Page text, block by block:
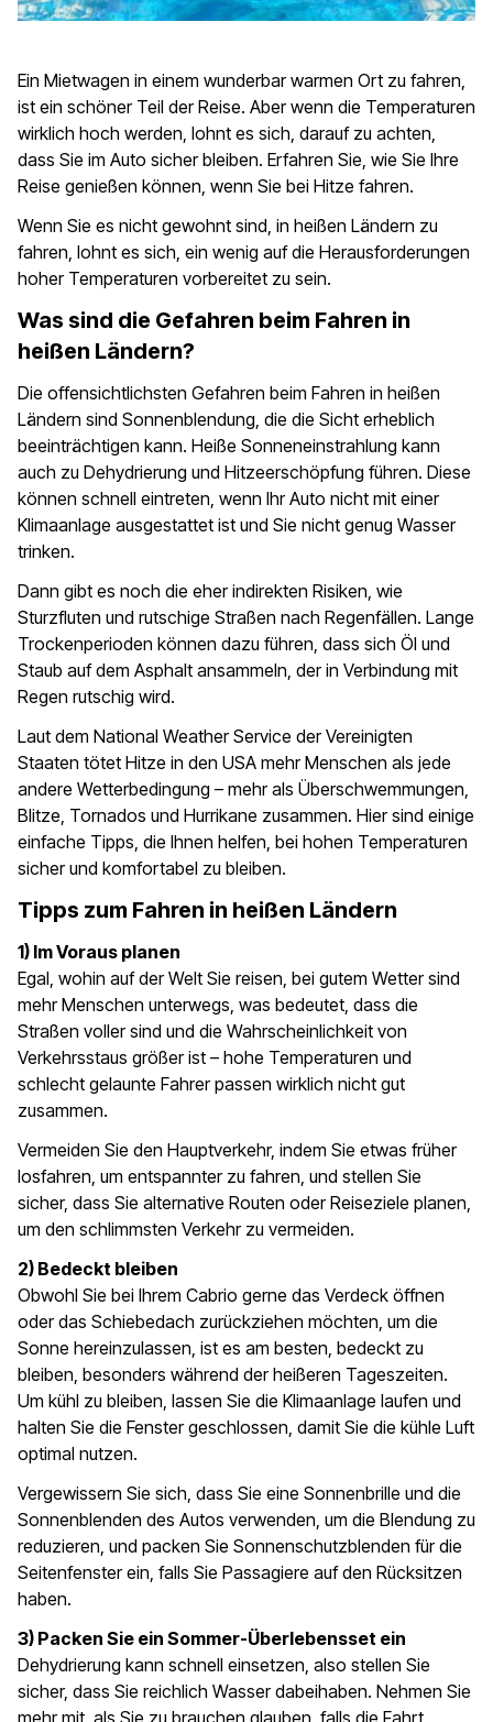
Ein Mietwagen in einem wunderbar warmen Ort zu fahren,
ist ein schöner Teil der Reise. Aber wenn die Temperaturen
wirklich hoch werden, lohnt es sich, darauf zu achten,
dass Sie im Auto sicher bleiben. Erfahren Sie, wie Sie Ihre
Reise genießen können, wenn Sie bei Hitze fahren.
Wenn Sie es nicht gewohnt sind, in heißen Ländern zu
fahren, lohnt es sich, ein wenig auf die Herausforderungen
hoher Temperaturen vorbereitet zu sein.
Was sind die Gefahren beim Fahren in
heißen Ländern?
Die offensichtlichsten Gefahren beim Fahren in heißen
Ländern sind Sonnenblendung, die die Sicht erheblich
beeinträchtigen kann. Heiße Sonneneinstrahlung kann
auch zu Dehydrierung und Hitzeerschöpfung führen. Diese
können schnell eintreten, wenn Ihr Auto nicht mit einer
Klimaanlage ausgestattet ist und Sie nicht genug Wasser
trinken.
Dann gibt es noch die eher indirekten Risiken, wie
Sturzfluten und rutschige Straßen nach Regenfällen. Lange
Trockenperioden können dazu führen, dass sich Öl und
Staub auf dem Asphalt ansammeln, der in Verbindung mit
Regen rutschig wird.
Laut dem National Weather Service der Vereinigten
Staaten tötet Hitze in den USA mehr Menschen als jede
andere Wetterbedingung – mehr als Überschwemmungen,
Blitze, Tornados und Hurrikane zusammen. Hier sind einige
einfache Tipps, die Ihnen helfen, bei hohen Temperaturen
sicher und komfortabel zu bleiben.
Tipps zum Fahren in heißen Ländern
1) Im Voraus planen
Egal, wohin auf der Welt Sie reisen, bei gutem Wetter sind
mehr Menschen unterwegs, was bedeutet, dass die
Straßen voller sind und die Wahrscheinlichkeit von
Verkehrsstaus größer ist – hohe Temperaturen und
schlecht gelaunte Fahrer passen wirklich nicht gut
zusammen.
Vermeiden Sie den Hauptverkehr, indem Sie etwas früher
losfahren, um entspannter zu fahren, und stellen Sie
sicher, dass Sie alternative Routen oder Reiseziele planen,
um den schlimmsten Verkehr zu vermeiden.
2) Bedeckt bleiben
Obwohl Sie bei Ihrem Cabrio gerne das Verdeck öffnen
oder das Schiebedach zurückziehen möchten, um die
Sonne hereinzulassen, ist es am besten, bedeckt zu
bleiben, besonders während der heißeren Tageszeiten.
Um kühl zu bleiben, lassen Sie die Klimaanlage laufen und
halten Sie die Fenster geschlossen, damit Sie die kühle Luft
optimal nutzen.
Vergewissern Sie sich, dass Sie eine Sonnenbrille und die
Sonnenblenden des Autos verwenden, um die Blendung zu
reduzieren, und packen Sie Sonnenschutzblenden für die
Seitenfenster ein, falls Sie Passagiere auf den Rücksitzen
haben.
3) Packen Sie ein Sommer-Überlebensset ein
Dehydrierung kann schnell einsetzen, also stellen Sie
sicher, dass Sie reichlich Wasser dabeihaben. Nehmen Sie